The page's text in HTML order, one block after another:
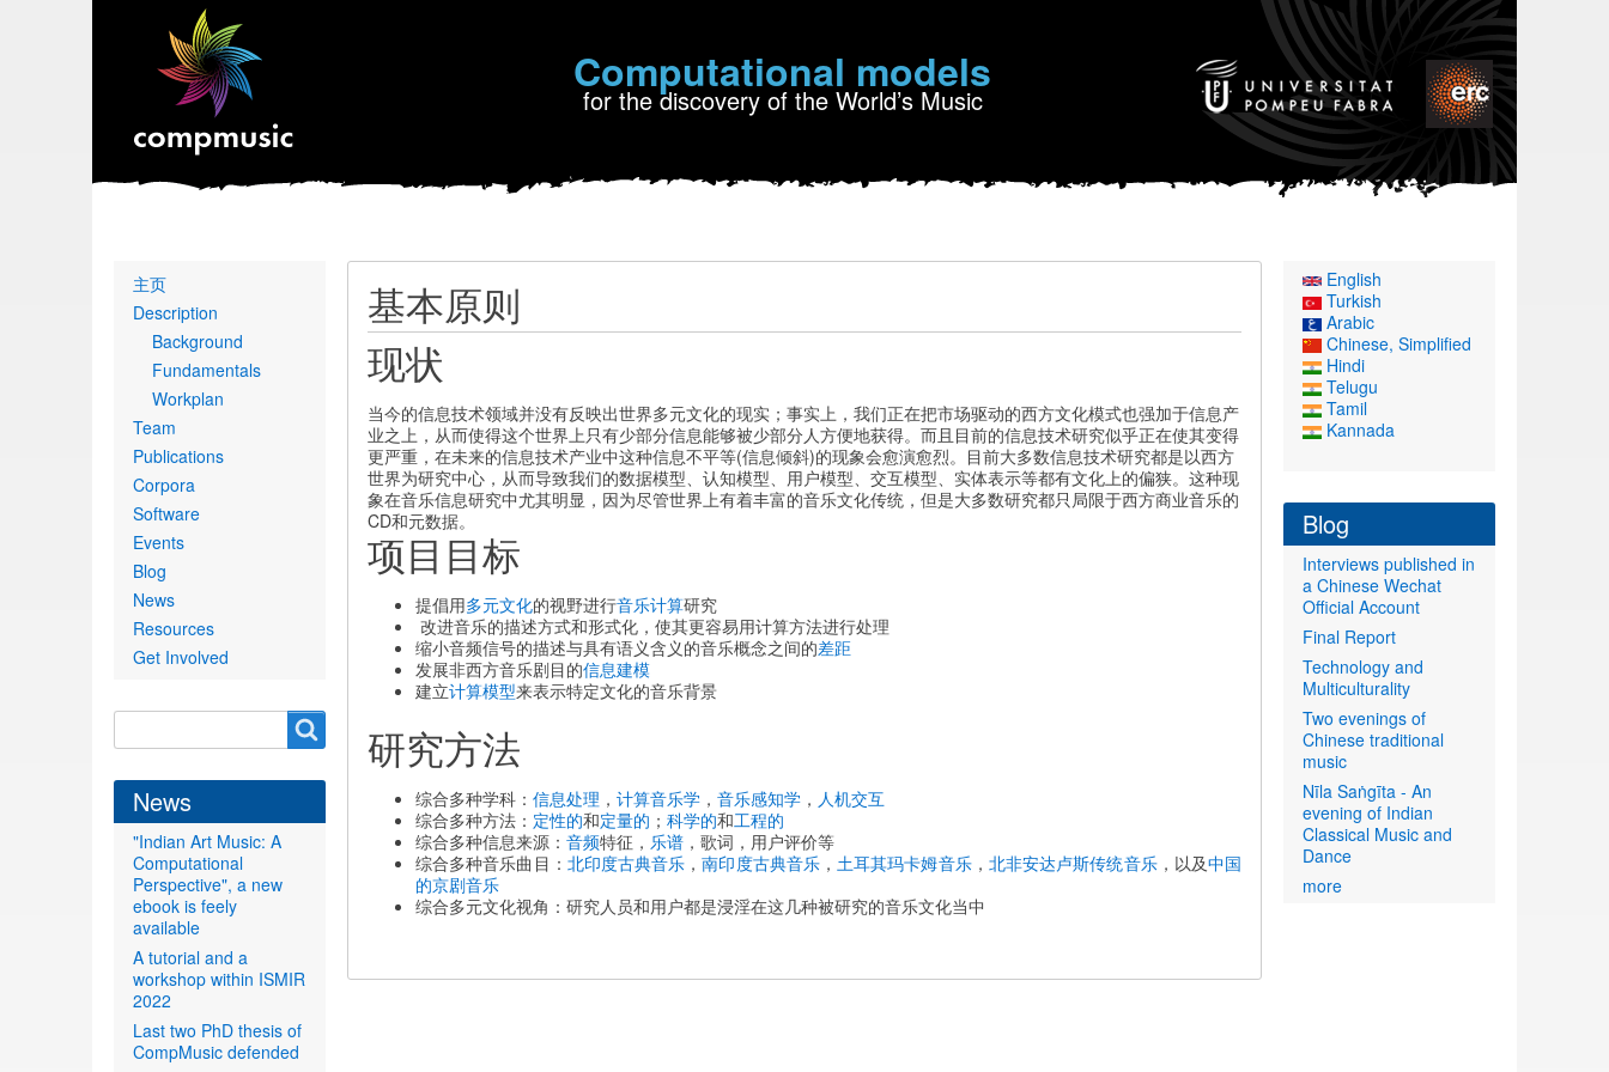
Computational models
for the discovery of the World’s Music
基本原则
现状
当今的信息技术领域并没有反映出世界多元文化的现实；事实上，我们正在把市场驱动的西方文化模式也强加于信息产
业之上，从而使得这个世界上只有少部分信息能够被少部分人方便地获得。而且目前的信息技术研究似乎正在使其变得
更严重，在未来的信息技术产业中这种信息不平等(信息倾斜)的现象会愈演愈烈。目前大多数信息技术研究都是以西方
世界为研究中心，从而导致我们的数据模型、认知模型、用户模型、交互模型、实体表示等都有文化上的偏狭。这种现
象在音乐信息研究中尤其明显，因为尽管世界上有着丰富的音乐文化传统，但是大多数研究都只局限于西方商业音乐的
CD和元数据。
项目目标
提倡用多元文化的视野进行音乐计算研究
改进音乐的描述方式和形式化，使其更容易用计算方法进行处理
缩小音频信号的描述与具有语义含义的音乐概念之间的差距
发展非西方音乐剧目的信息建模
建立计算模型来表示特定文化的音乐背景
研究方法
综合多种学科： 信息处理 ， 计算音乐学， 音乐感知学， 人机交互
综合多种方法： 定性的和定量的 ； 科学的和工程的
综合多种信息来源： 音频特征， 乐谱，歌词，用户评价等
综合多种音乐曲目： 北印度古典音乐 ，南印度古典音乐，土耳其玛卡姆音乐， 北非安达卢斯传统音乐，以及中国
的京剧音乐
综合多元文化视角： 研究人员和用户都是浸淫在这几种被研究的音乐文化当中
Primary
links
主页
Description
Background
Fundamentals
Workplan
Team
Publications
Corpora
Software
Events
Blog
News
Resources
Get Involved
form
News
"Indian Art Music: A
Computational
Perspective", a new
ebook is feely
available
A tutorial and a
workshop within ISMIR
2022
Last two PhD thesis of
CompMusic defended
English
Turkish
Arabic
Chinese, Simplified
Hindi
Telugu
Tamil
Kannada
Blog
Interviews published in
a Chinese Wechat
Official Account
Final Report
Technology and
Multiculturality
Two evenings of
Chinese traditional
music
Nīla Saṅgīta - An
evening of Indian
Classical Music and
Dance
more